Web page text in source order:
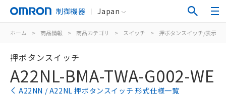
制御機器 Japan
ホーム > 商品情報 > 商品カテゴリ > スイッチ > 押ボタンスイッチ/表示灯
押ボタンスイッチ
A22NL-BMA-TWA-G002-WE
A22NN / A22NL 押ボタンスイッチ 形式仕様一覧